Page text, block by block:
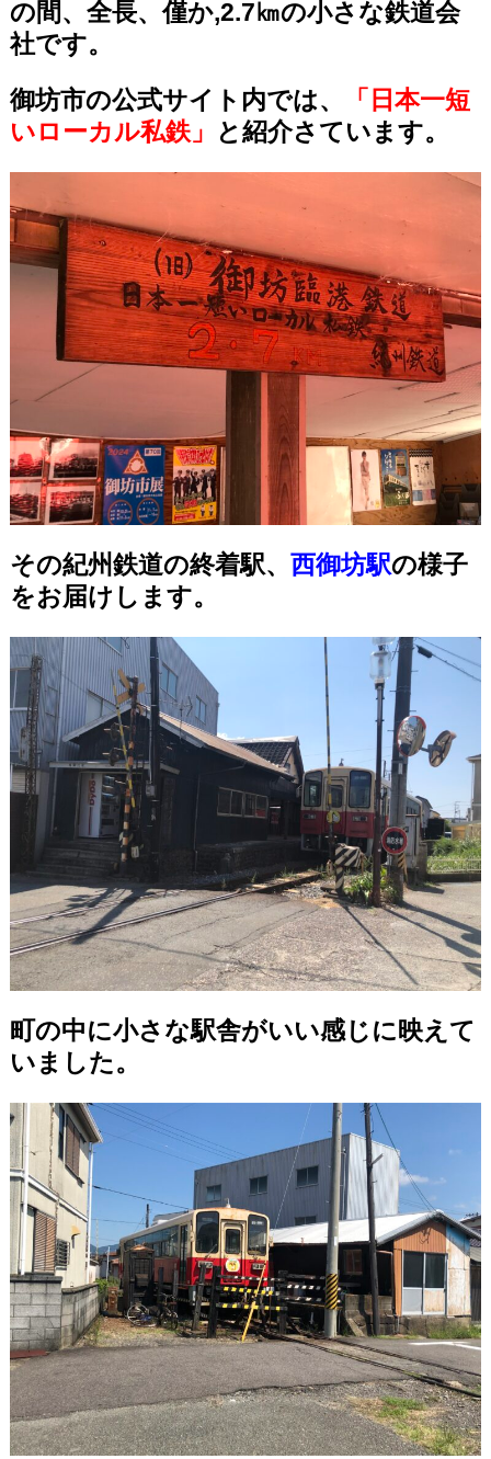
の間、全長、僅か,2.7㎞の小さな鉄道会
社です。
御坊市の公式サイト内では、
「日本一短
いローカル私鉄」
と紹介さています。
その紀州鉄道の終着駅、 西御坊駅の様子
をお届けします。
町の中に小さな駅舎がいい感じに映えて
いました。